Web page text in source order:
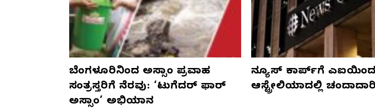
ಬೆಂಗಳೂರಿನಿಂದ ಅಸ್ಸಾಂ ಪ್ರವಾಹ
ಸಂತ್ರಸ್ತರಿಗೆ ನೆರವು: ‘ಟುಗೆದರ್ ಫಾರ್
ಅಸ್ಸಾಂ’ ಅಭಿಯಾನ
ನ್ಯೂಸ್ ಕಾರ್ಪ್‌ಗೆ ಎಐಯಿಂದ
ಆಸ್ಟ್ರೇಲಿಯಾದಲ್ಲಿ